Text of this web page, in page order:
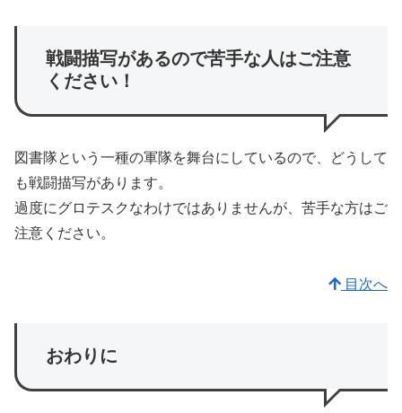
戦闘描写があるので苦手な人はご注意
ください！
図書隊という一種の軍隊を舞台にしているので、どうして
も戦闘描写があります。
過度にグロテスクなわけではありませんが、苦手な方はご
注意ください。
目次へ
おわりに